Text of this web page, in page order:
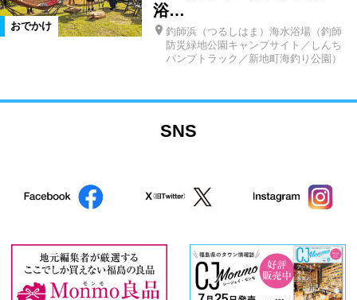
おでかけ
浴…
釣師浜（つるしはま）海水浴場（釣師
防災緑地公園キャンプサイト／しんち
パンプトラック／新地町海釣り公園）
SNS